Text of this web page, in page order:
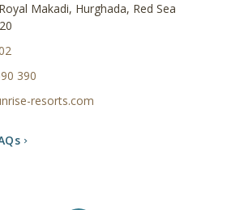
Makadi, Hurghada, Red Sea
390
resorts.com